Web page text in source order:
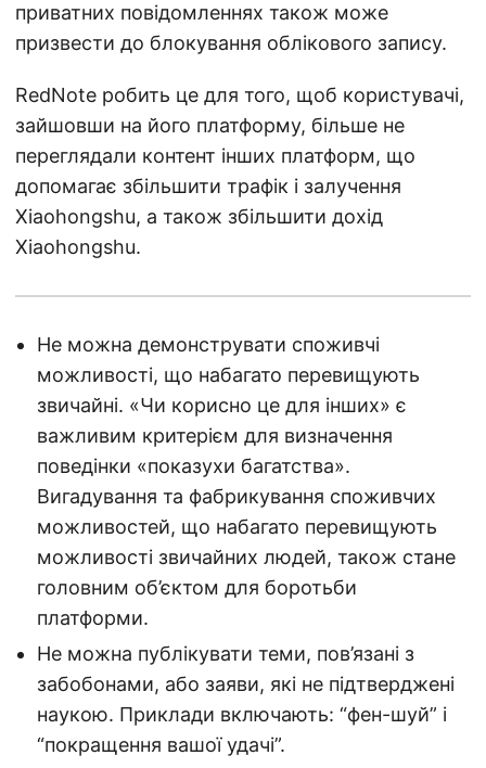
приватних повідомленнях також може
призвести до блокування облікового запису.
RedNote робить це для того, щоб користувачі,
зайшовши на його платформу, більше не
переглядали контент інших платформ, що
допомагає збільшити трафік і залучення
Xiaohongshu, а також збільшити дохід
Xiaohongshu.
Не можна демонструвати споживчі
можливості, що набагато перевищують
звичайні. «Чи корисно це для інших» є
важливим критерієм для визначення
поведінки «показухи багатства».
Вигадування та фабрикування споживчих
можливостей, що набагато перевищують
можливості звичайних людей, також стане
головним об’єктом для боротьби
платформи.
Не можна публікувати теми, пов’язані з
забобонами, або заяви, які не підтверджені
наукою. Приклади включають: “фен-шуй” і
“покращення вашої удачі”.